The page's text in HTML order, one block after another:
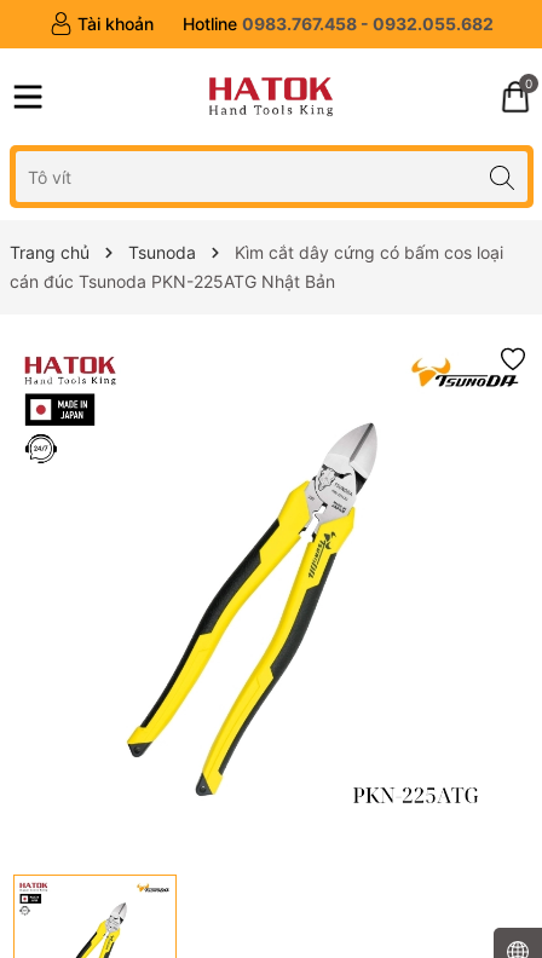
Tài khoản Hotline 0983.767.458 - 0932.055.682
0
Trang chủ Tsunoda
Kìm cắt dây cứng có bấm cos loại
cán đúc Tsunoda PKN-225ATG Nhật Bản